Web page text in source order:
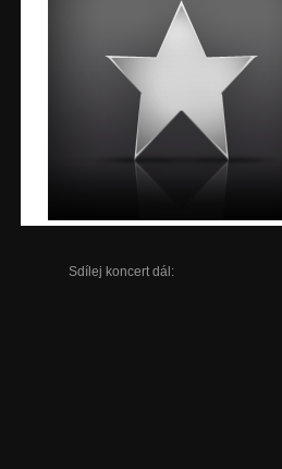
Sdílej koncert dál: